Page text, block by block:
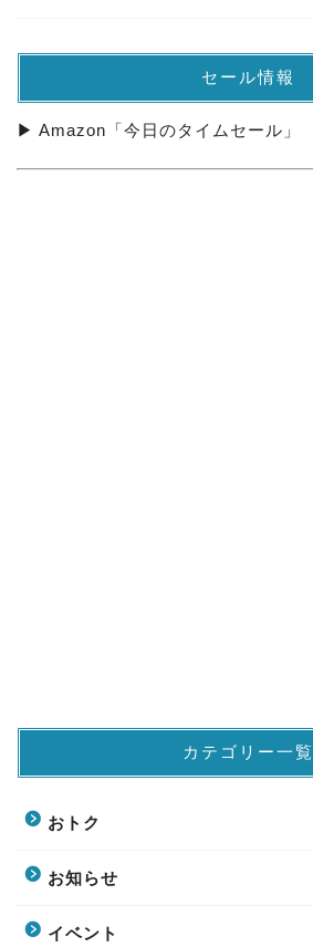
セール情報
▶ Amazon「今日のタイムセール」
カテゴリー一覧
おトク
お知らせ
イベント